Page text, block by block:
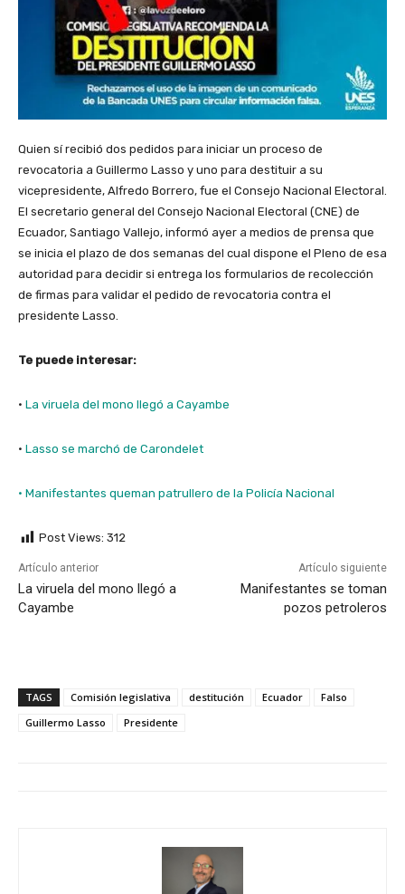
Quien sí recibió dos pedidos para iniciar un proceso de
revocatoria a Guillermo Lasso y uno para destituir a su
vicepresidente, Alfredo Borrero, fue el Consejo Nacional Electoral.
El secretario general del Consejo Nacional Electoral (CNE) de
Ecuador, Santiago Vallejo, informó ayer a medios de prensa que
se inicia el plazo de dos semanas del cual dispone el Pleno de esa
autoridad para decidir si entrega los formularios de recolección
de firmas para validar el pedido de revocatoria contra el
presidente Lasso.
Te puede interesar:
· La viruela del mono llegó a Cayambe
· Lasso se marchó de Carondelet
· Manifestantes queman patrullero de la Policía Nacional
Post Views: 312
Artículo anterior
La viruela del mono llegó a
Cayambe
Artículo siguiente
Manifestantes se toman
pozos petroleros
TAGS Comisión legislativa destitución Ecuador
Falso
Guillermo Lasso
Presidente